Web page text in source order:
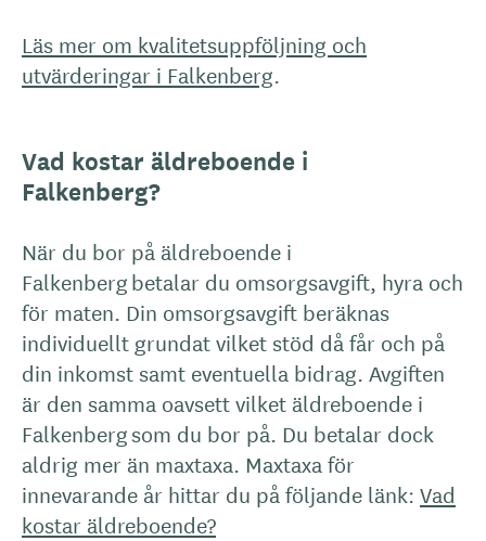
Läs mer om kvalitetsuppföljning och
utvärderingar i Falkenberg.
Vad kostar äldreboende i
Falkenberg?
När du bor på äldreboende i
Falkenberg betalar du omsorgsavgift, hyra och
för maten. Din omsorgsavgift beräknas
individuellt grundat vilket stöd då får och på
din inkomst samt eventuella bidrag. Avgiften
är den samma oavsett vilket äldreboende i
Falkenberg som du bor på. Du betalar dock
aldrig mer än maxtaxa. Maxtaxa för
innevarande år hittar du på följande länk: Vad
kostar äldreboende?